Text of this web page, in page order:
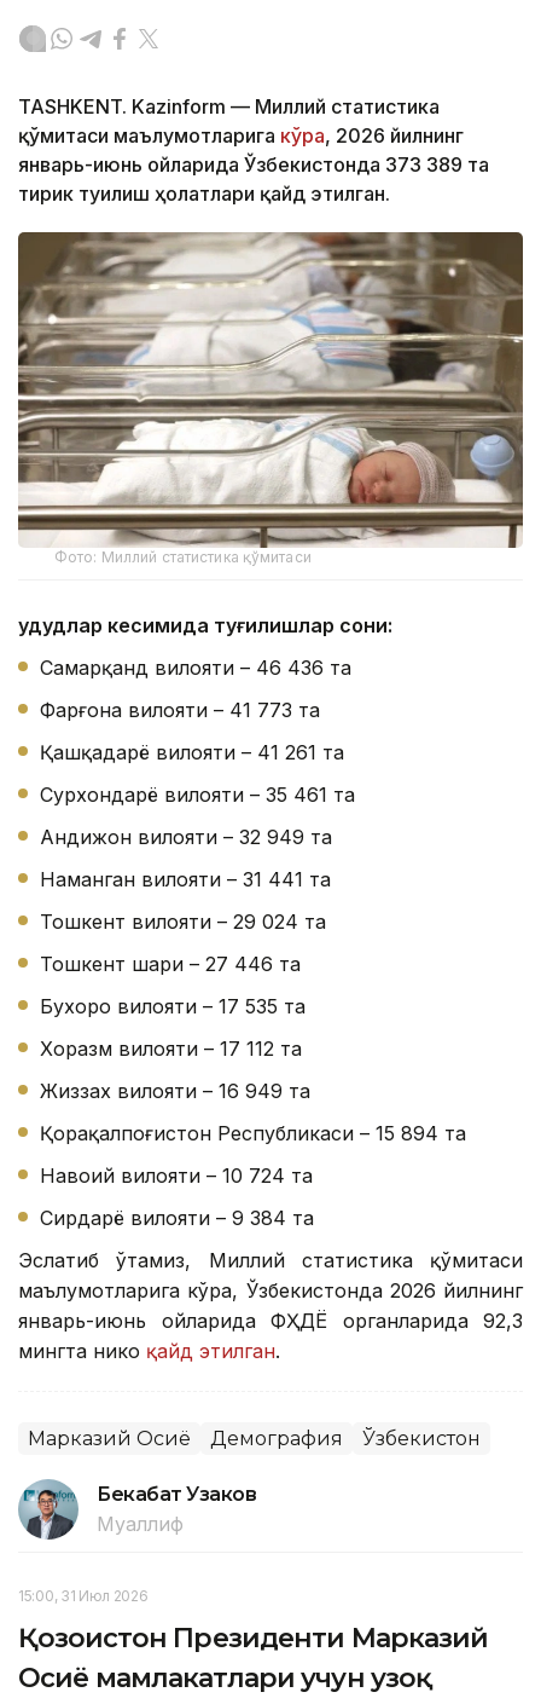
TASHKENT. Kazinform — Миллий статистика
қўмитаси маълумотларига кўра, 2026 йилнинг
январь-июнь ойларида Ўзбекистонда 373 389 та
тирик туғилиш ҳолатлари қайд этилган.
Фото: Миллий статистика қўмитаси
Ҳудудлар кесимида туғилишлар сони:
Самарқанд вилояти – 46 436 та
Фарғона вилояти – 41 773 та
Қашқадарё вилояти – 41 261 та
Сурхондарё вилояти – 35 461 та
Андижон вилояти – 32 949 та
Наманган вилояти – 31 441 та
Тошкент вилояти – 29 024 та
Тошкент шаҳри – 27 446 та
Бухоро вилояти – 17 535 та
Хоразм вилояти – 17 112 та
Жиззах вилояти – 16 949 та
Қорақалпоғистон Республикаси – 15 894 та
Навоий вилояти – 10 724 та
Сирдарё вилояти – 9 384 та
Эслатиб ўтамиз, Миллий статистика қўмитаси
маълумотларига кўра, Ўзбекистонда 2026 йилнинг
январь-июнь ойларида ФҲДЁ органларида 92,3
мингта никоҳ қайд этилган.
Марказий Осиё Демография Ўзбекистон
Бекабат Узаков
Муаллиф
15:00, 31 Июл 2026
Қозоғистон Президенти Марказий
Осиё мамлакатлари учун узоқ